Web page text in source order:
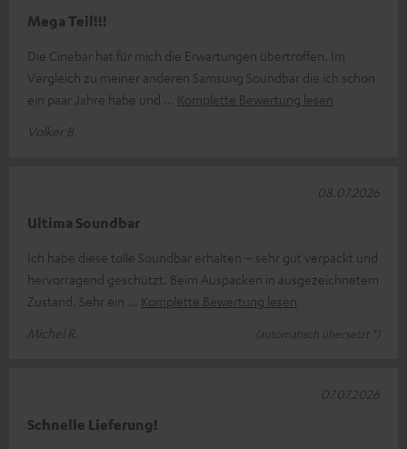
Mega Teil!!!
Die Cinebar hat für mich die Erwartungen übertroffen. Im
Vergleich zu meiner anderen Samsung Soundbar die ich schon
ein paar Jahre habe und
Komplette Bewertung lesen
Volker B.
Ultima Soundbar
Ich habe diese tolle Soundbar erhalten – sehr gut verpackt und
hervorragend geschützt. Beim Auspacken in ausgezeichnetem
Zustand. Sehr ein
Komplette Bewertung lesen
Michel R.
(automatisch übersetzt *)
08.07.2026
Schnelle Lieferung!
07.07.2026